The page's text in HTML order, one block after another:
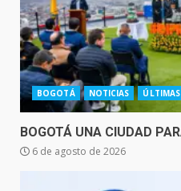
BOGOTÁ NOTICIAS
BOGOTÁ UNA CIUDAD
6 de agosto de 2026